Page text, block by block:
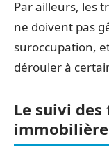
Par ailleurs, les
ne doivent pas
suroccupation,
dérouler à
Le suivi
immobilière